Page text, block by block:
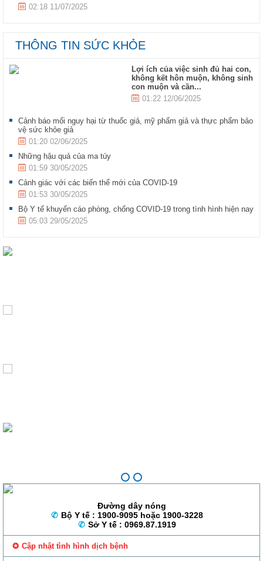
02:18 11/07/2025
THÔNG TIN SỨC KHỎE
Lợi ích của việc sinh đủ hai con,
không kết hôn muộn, không sinh
con muộn và cần...
01:22 12/06/2025
Cảnh báo mối nguy hại từ thuốc giả, mỹ phẩm giả và thực phẩm bảo
vệ sức khỏe giả
01:20 02/06/2025
Những hậu quả của ma túy
01:59 30/05/2025
Cảnh giác với các biến thể mới của COVID-19
01:53 30/05/2025
Bộ Y tế khuyến cáo phòng, chống COVID-19 trong tình hình hiện nay
05:03 29/05/2025
Đường dây nóng
Bộ Y tế : 1900-9095 hoặc 1900-3228
Sở Y tế : 0969.87.1919
Cập nhật tình hình dịch bệnh